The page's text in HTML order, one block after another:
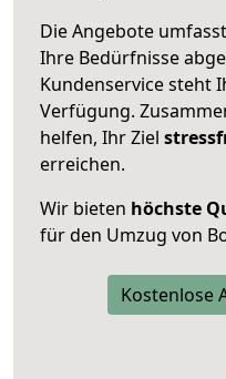
Die Angebote
Ihre Bedürfnisse
Kundenservice steht
Verfügung.
helfen, Ihr Ziel
erreichen.
Wir bieten höchste
für den Umzug von
Kostenlose